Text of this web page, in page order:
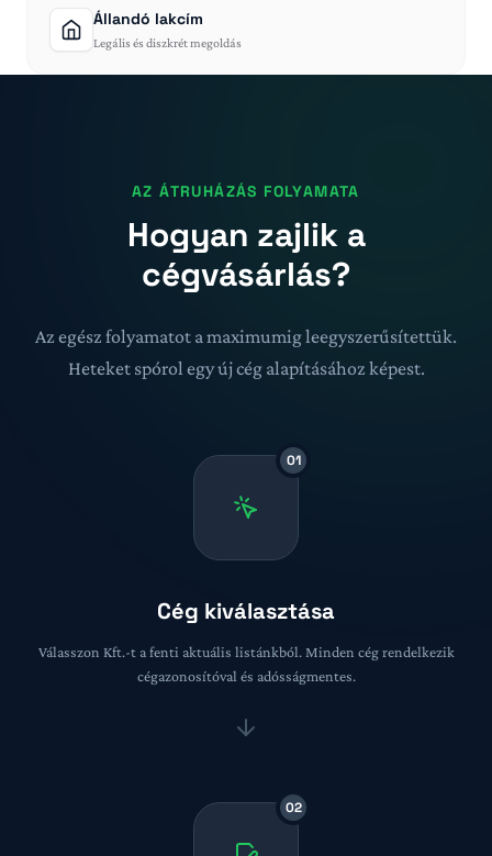
Állandó lakcím
Legális és diszkrét megoldás
AZ ÁTRUHÁZÁS FOLYAMATA
Hogyan zajlik a
cégvásárlás?
Az egész folyamatot a maximumig leegyszerűsítettük.
Heteket spórol egy új cég alapításához képest.
01
Cég kiválasztása
Válasszon Kft.-t a fenti aktuális listánkból. Minden cég rendelkezik
cégazonosítóval és adósságmentes.
02